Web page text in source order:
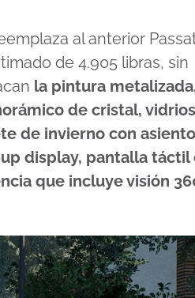
al anterior
de 4.905 libras, sin
la pintura
de cristal, vidrios
de invierno con
display, pantalla táctil
que incluye visión